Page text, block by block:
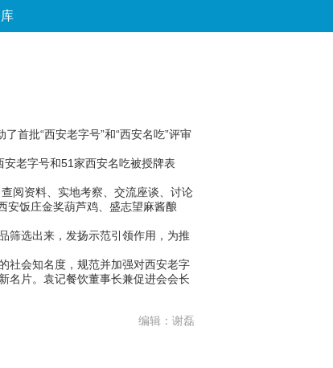
首批“西安老字号”和“西安名吃”评审
老字号和51家西安名吃被授牌表
阅资料、实地考察、交流座谈、讨论
安饭庄金奖葫芦鸡、盛志望麻酱酿
选出来，发扬示范引领作用，为推
会知名度，规范并加强对西安老字
名片。袁记餐饮董事长兼促进会会长
编辑：谢磊